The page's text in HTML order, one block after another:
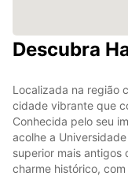
Descubra
Localizada na região
cidade vibrante que
Conhecida pelo seu
acolhe a
superior mais antigos
charme histórico,